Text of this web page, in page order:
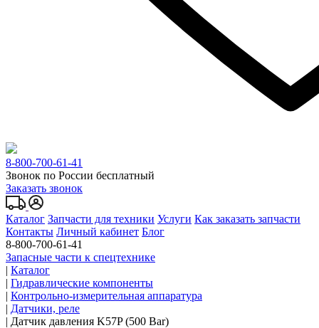
8-800-700-61-41
Звонок по России бесплатный
Заказать звонок
Каталог Запчасти для техники Услуги Как заказать запчасти
Контакты Личный кабинет Блог
8-800-700-61-41
Запасные части к спецтехнике
| Каталог
| Гидравлические компоненты
| Контрольно-измерительная аппаратура
| Датчики, реле
| Датчик давления K57P (500 Bar)